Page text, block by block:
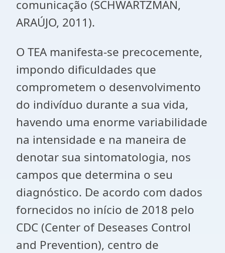
comunicação (SCHWARTZMAN,
ARAÚJO, 2011).
O TEA manifesta-se precocemente,
impondo dificuldades que
comprometem o desenvolvimento
do indivíduo durante a sua vida,
havendo uma enorme variabilidade
na intensidade e na maneira de
denotar sua sintomatologia, nos
campos que determina o seu
diagnóstico. De acordo com dados
fornecidos no início de 2018 pelo
CDC (Center of Deseases Control
and Prevention), centro de